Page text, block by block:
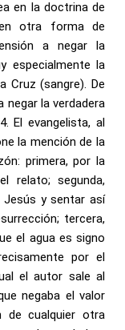
en la doctrina de
otra forma de
a negar la
especialmente la
Cruz (sangre). De
negar la verdadera
El evangelista, al
la mención de la
primera, por la
relato; segunda,
Jesús y sentar así
tercera,
el agua es signo
por el
el autor sale al
negaba el valor
de cualquier otra